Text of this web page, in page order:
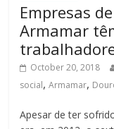
Empresas
Armamar
October 20, 2018
social,Armamar,
Apesar de ter